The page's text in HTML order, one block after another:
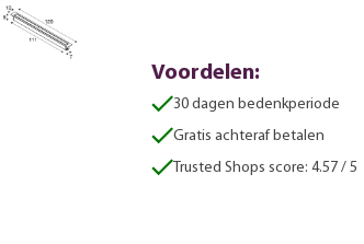
Voordelen:
30 dagen bedenkperiode
Gratis achteraf betalen
Trusted Shops score: 4.57 / 5